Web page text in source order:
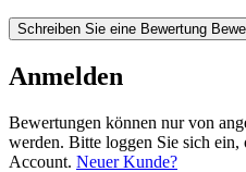
Schreiben Sie eine Bewertung
Anmelden
Bewertungen können nur von
werden. Bitte loggen Sie sich ein,
Account. Neuer Kunde?